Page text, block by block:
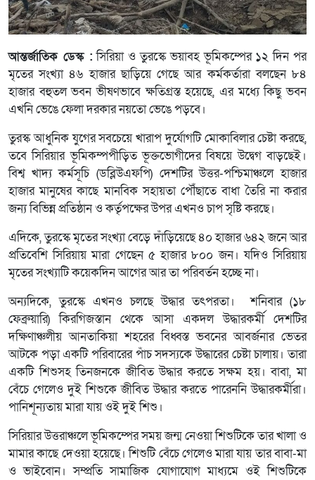
আন্তর্জাতিক ডেস্ক : সিরিয়া ও তুরস্কে ভয়াবহ ভূমিকম্পের ১২ দিন পর
মৃতের সংখ্যা ৪৬ হাজার ছাড়িয়ে গেছে আর কর্মকর্তারা বলছেন ৮৪
হাজার বহুতল ভবন ভীষণভাবে ক্ষতিগ্রস্ত হয়েছে, এর মধ্যে কিছু ভবন
এখনি ভেঙে ফেলা দরকার নয়তো ভেঙে পড়বে।
তুরস্ক আধুনিক যুগের সবচেয়ে খারাপ দুর্যোগটি মোকাবিলার চেষ্টা করছে,
তবে সিরিয়ার ভূমিকম্পপীড়িত ভূক্তভোগীদের বিষয়ে উদ্বেগ বাড়ছেই।
বিশ্ব খাদ্য কর্মসূচি (ডব্লিউএফপি) দেশটির উত্তর-পশ্চিমাঞ্চলে হাজার
হাজার মানুষের কাছে মানবিক সহায়তা পৌঁছাতে বাধা তৈরি না করার
জন্য বিভিন্ন প্রতিষ্ঠান ও কর্তৃপক্ষের উপর এখনও চাপ সৃষ্টি করছে।
এদিকে, তুরস্কে মৃতের সংখ্যা বেড়ে দাঁড়িয়েছে ৪০ হাজার ৬৪২ জনে আর
প্রতিবেশি সিরিয়ায় মারা গেছেন ৫ হাজার ৮০০ জন। যদিও সিরিয়ায়
মৃতের সংখ্যাটি কয়েকদিন আগের আর তা পরিবর্তন হচ্ছে না।
অন্যদিকে, তুরস্কে এখনও চলছে উদ্ধার তৎপরতা। শনিবার (১৮
ফেব্রুয়ারি) কিরগিজস্তান থেকে আসা একদল উদ্ধারকর্মী দেশটির
দক্ষিণাঞ্চলীয় আনতাকিয়া শহরের বিধ্বস্ত ভবনের আবর্জনার ভেতর
আটকে পড়া একটি পরিবারের পাঁচ সদস্যকে উদ্ধারের চেষ্টা চালায়। তারা
একটি শিশুসহ তিনজনকে জীবিত উদ্ধার করতে সক্ষম হয়। বাবা, মা
বেঁচে গেলেও দুই শিশুকে জীবিত উদ্ধার করতে পারেননি উদ্ধারকর্মীরা।
পানিশূন্যতায় মারা যায় ওই দুই শিশু।
সিরিয়ার উত্তরাঞ্চলে ভূমিকম্পের সময় জন্ম নেওয়া শিশুটিকে তার খালা ও
মামার কাছে দেওয়া হয়েছে। শিশুটি বেঁচে গেলেও মারা যায় তার বাবা-মা
ও ভাইবোন। সম্প্রতি সামাজিক যোগাযোগ মাধ্যমে ওই শিশুটিকে